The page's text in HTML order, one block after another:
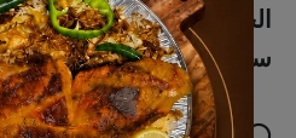
الجش
: الإسكان
سيهات: طريق الخليج